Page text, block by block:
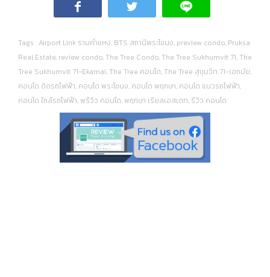
Tags : Airport Link รามคำแหง, BTS สถานีพระโขนง, preview condo, Pruksa
Real Estate, review condo,The Tree Condo,The Tree Sukhumvit 71,The
Tree Sukhumvit 71-Ekamai,The Tree คอนโด,The Tree สุขุมวิท 71-เอกมัย,
คอนโด ติดรถไฟฟ้า, คอนโด พระโขนง, คอนโด พฤกษา, คอนโด แนวรถไฟฟ้า,
คอนโด ใกล้รถไฟฟ้า, พรีวิว คอนโด, พฤกษา เรียลเอสเตท, รีวิว คอนโด